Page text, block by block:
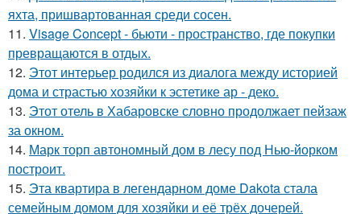
яхта, пришвартованная среди сосен.
11. Visage Concept - бьюти - пространство, где покупки
превращаются в отдых.
12. Этот интерьер родился из диалога между историей
дома и страстью хозяйки к эстетике ар - деко.
13. Этот отель в Хабаровске словно продолжает пейзаж
за окном.
14. Марк торп автономный дом в лесу под Нью-йорком
построит.
15. Эта квартира в легендарном доме Dakota стала
семейным домом для хозяйки и её трёх дочерей.